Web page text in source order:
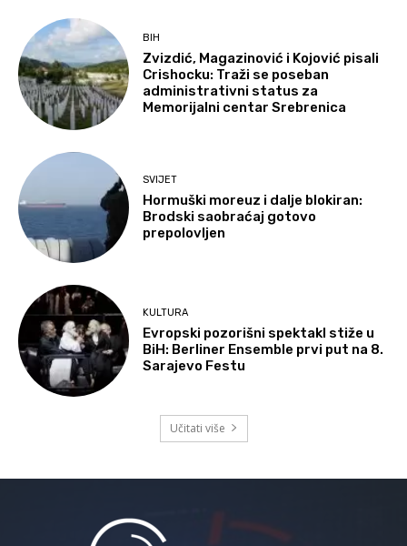
BIH
Zvizdić, Magazinović i Kojović pisali
Crishocku: Traži se poseban
administrativni status za
Memorijalni centar Srebrenica
SVIJET
Hormuški moreuz i dalje blokiran:
Brodski saobraćaj gotovo
prepolovljen
KULTURA
Evropski pozorišni spektakl stiže u
BiH: Berliner Ensemble prvi put na 8.
Sarajevo Festu
Učitati više